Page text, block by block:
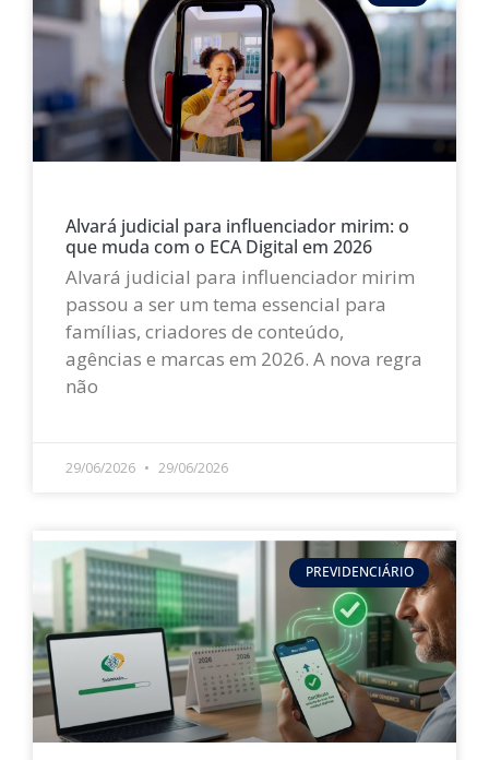
Alvará judicial para influenciador mirim: o
que muda com o ECA Digital em 2026
Alvará judicial para influenciador mirim
passou a ser um tema essencial para
famílias, criadores de conteúdo,
agências e marcas em 2026. A nova regra
não
29/06/2026 29/06/2026
PREVIDENCIÁRIO